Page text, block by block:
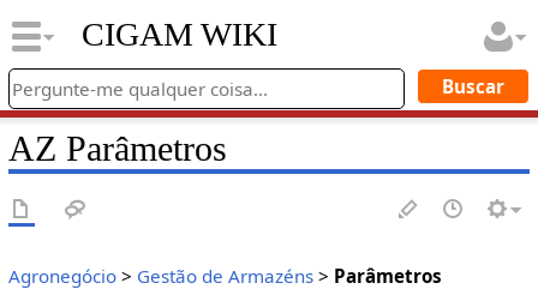
CIGAM WIKI
AZ Parâmetros
Agronegócio> Gestão de Armazéns> Parâmetros